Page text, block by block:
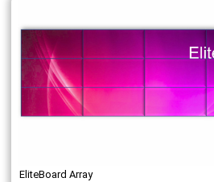
EliteBoard Array